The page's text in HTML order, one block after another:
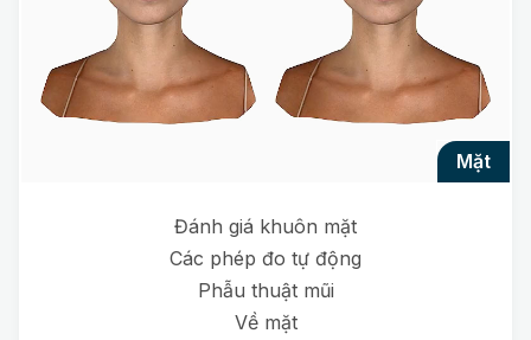
mặt
Đánh giá khuôn mặt
Các phép đo tự động
Phẫu thuật mũi
Về mặt